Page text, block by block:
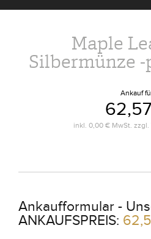
Maple
Silbermünze
Ankauf
inkl. 0,00 € MwSt. zzgl.
Ankaufformular -
ANKAUFSPREIS: